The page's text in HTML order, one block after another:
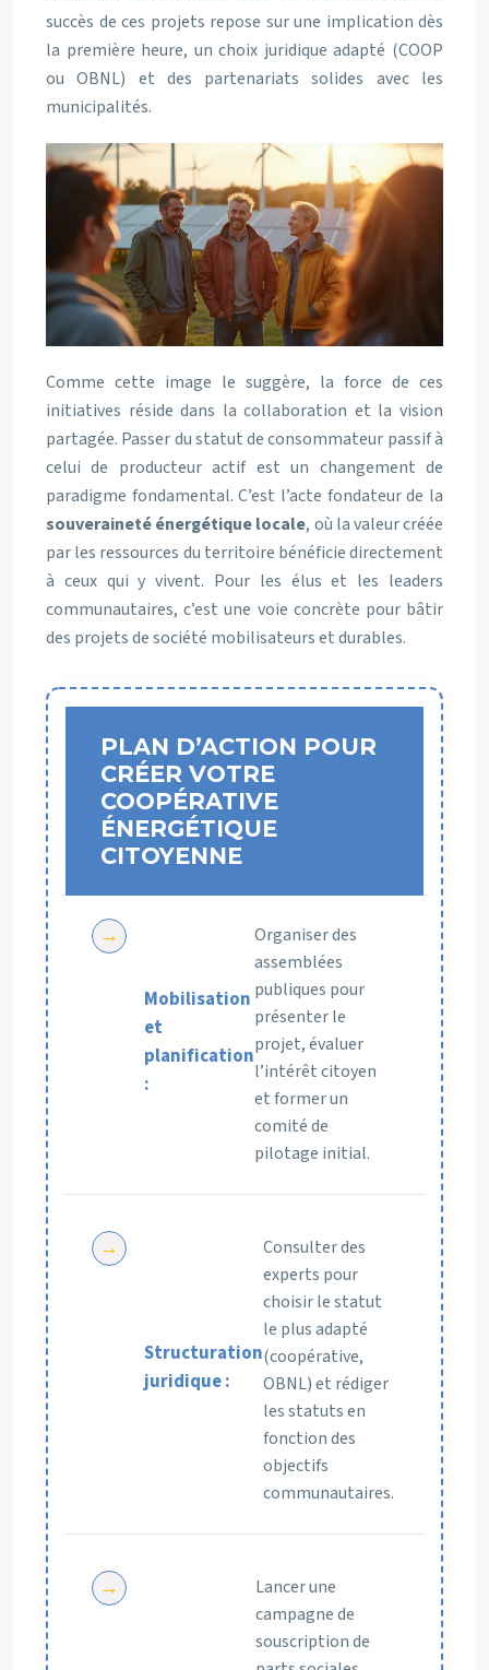
succès de ces projets repose sur une implication dès
la première heure, un choix juridique adapté (COOP
ou OBNL) et des partenariats solides avec les
municipalités.
Comme cette image le suggère, la force de ces
initiatives réside dans la collaboration et la vision
partagée. Passer du statut de consommateur passif à
celui de producteur actif est un changement de
paradigme fondamental. C’est l’acte fondateur de la
souveraineté énergétique locale, où la valeur créée
par les ressources du territoire bénéficie directement
à ceux qui y vivent. Pour les élus et les leaders
communautaires, c’est une voie concrète pour bâtir
des projets de société mobilisateurs et durables.
PLAN D’ACTION POUR
CRÉER VOTRE
COOPÉRATIVE
ÉNERGÉTIQUE
CITOYENNE
Mobilisation
et
planification
:
Organiser des
assemblées
publiques pour
présenter le
projet, évaluer
l’intérêt citoyen
et former un
comité de
pilotage initial.
Structuration
juridique :
Consulter des
experts pour
choisir le statut
le plus adapté
(coopérative,
OBNL) et rédiger
les statuts en
fonction des
objectifs
communautaires.
Lancer une
campagne de
souscription de